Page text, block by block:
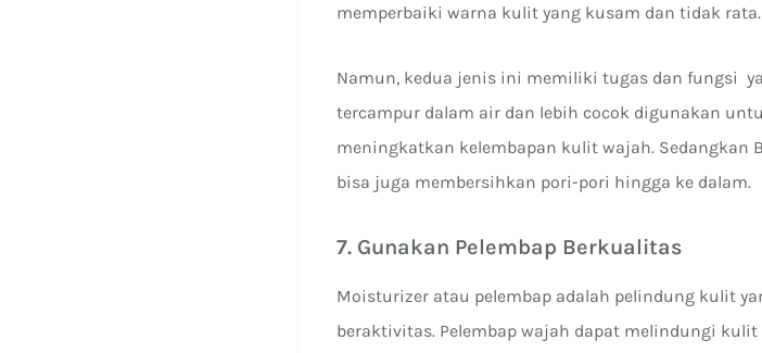
memperbaiki warna kulit yang kusam dan tidak rata.
Namun, kedua jenis ini memiliki tugas dan fungsi
tercampur dalam air dan lebih cocok digunakan
meningkatkan kelembapan kulit wajah. Sedangkan
bisa juga membersihkan pori-pori hingga ke dalam.
7. Gunakan Pelembap Berkualitas
Moisturizer atau pelembap adalah pelindung kulit
beraktivitas. Pelembap wajah dapat melindungi